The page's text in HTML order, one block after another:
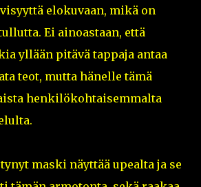
elokuvaan, mikä on
Ei ainoastaan, että
yllään pitävä tappaja antaa
teot, mutta hänelle tämä
henkilökohtaisemmalta
maski näyttää upealta ja se